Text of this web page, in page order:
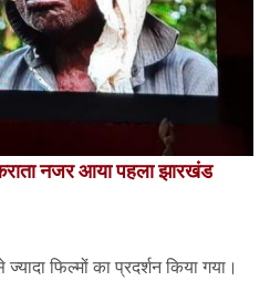
नजर आया पहला झारखंड
फिल्मों का प्रदर्शन किया गया।